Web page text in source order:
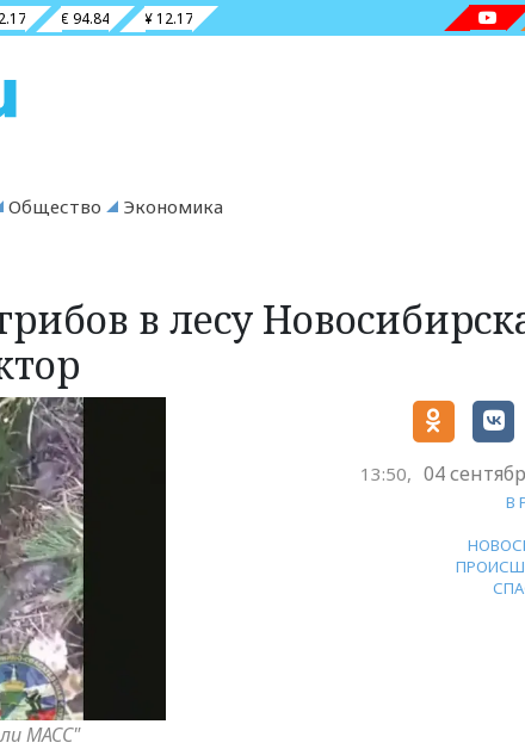
€ 94.84 ¥ 12.17
Общество Экономика
в лесу
МАСС"
13:50, 04
В